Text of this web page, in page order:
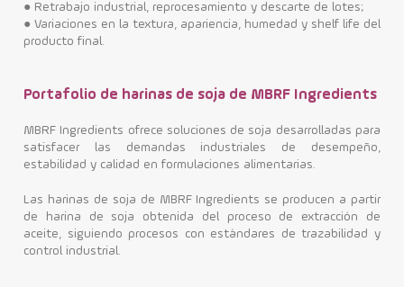
● Retrabajo industrial, reprocesamiento y descarte de lotes;
● Variaciones en la textura, apariencia, humedad y shelf life del
producto final.
Portafolio de harinas de soja de MBRF Ingredients
MBRF Ingredients ofrece soluciones de soja desarrolladas para
satisfacer las demandas industriales de desempeño,
estabilidad y calidad en formulaciones alimentarias.
Las harinas de soja de MBRF Ingredients se producen a partir
de harina de soja obtenida del proceso de extracción de
aceite, siguiendo procesos con estándares de trazabilidad y
control industrial.